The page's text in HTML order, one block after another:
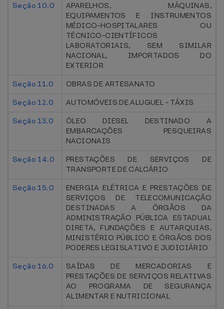
Seção 10.0
APARELHOS, MÁQUINAS,
EQUIPAMENTOS E INSTRUMENTOS
MÉDICO-HOSPITALARES OU
TÉCNICO-CIENTÍFICOS
LABORATORIAIS, SEM SIMILAR
NACIONAL, IMPORTADOS DO
EXTERIOR
Seção 11.0
OBRAS DE ARTESANATO
Seção 12.0
AUTOMÓVEIS DE ALUGUEL - TÁXIS
Seção 13.0
ÓLEO DIESEL DESTINADO A
EMBARCAÇÕES PESQUEIRAS
NACIONAIS
Seção 14.0
PRESTAÇÕES DE SERVIÇOS DE
TRANSPORTE DE CALCÁRIO
Seção 15.0
ENERGIA ELÉTRICA E PRESTAÇÕES DE
SERVIÇOS DE TELECOMUNICAÇÃO
DESTINADAS A ÓRGÃOS DA
ADMINISTRAÇÃO PÚBLICA ESTADUAL
DIRETA, FUNDAÇÕES E AUTARQUIAS,
MINISTÉRIO PÚBLICO E ÓRGÃOS DOS
PODERES LEGISLATIVO E JUDICIÁRIO
Seção 16.0
SAÍDAS DE MERCADORIAS E
PRESTAÇÕES DE SERVIÇOS RELATIVAS
AO PROGRAMA DE SEGURANÇA
ALIMENTAR E NUTRICIONAL